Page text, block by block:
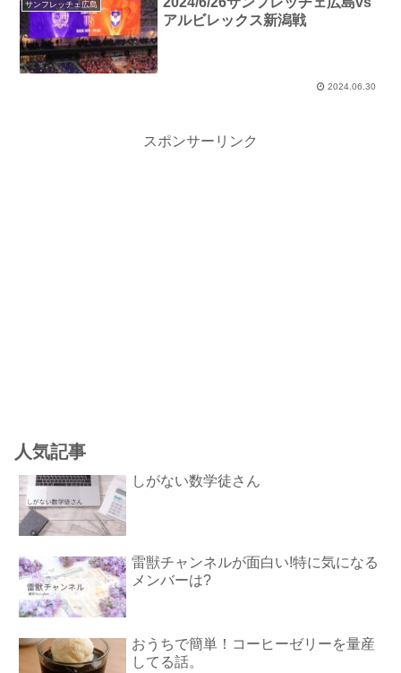
サンフレッチェ広島
アルビレックス新潟戦
2024.06.30
スポンサーリンク
人気記事
しがない数学徒さん
雷獣チャンネルが面白い!特に気になる
メンバーは?
おうちで簡単！コーヒーゼリーを量産
してる話。